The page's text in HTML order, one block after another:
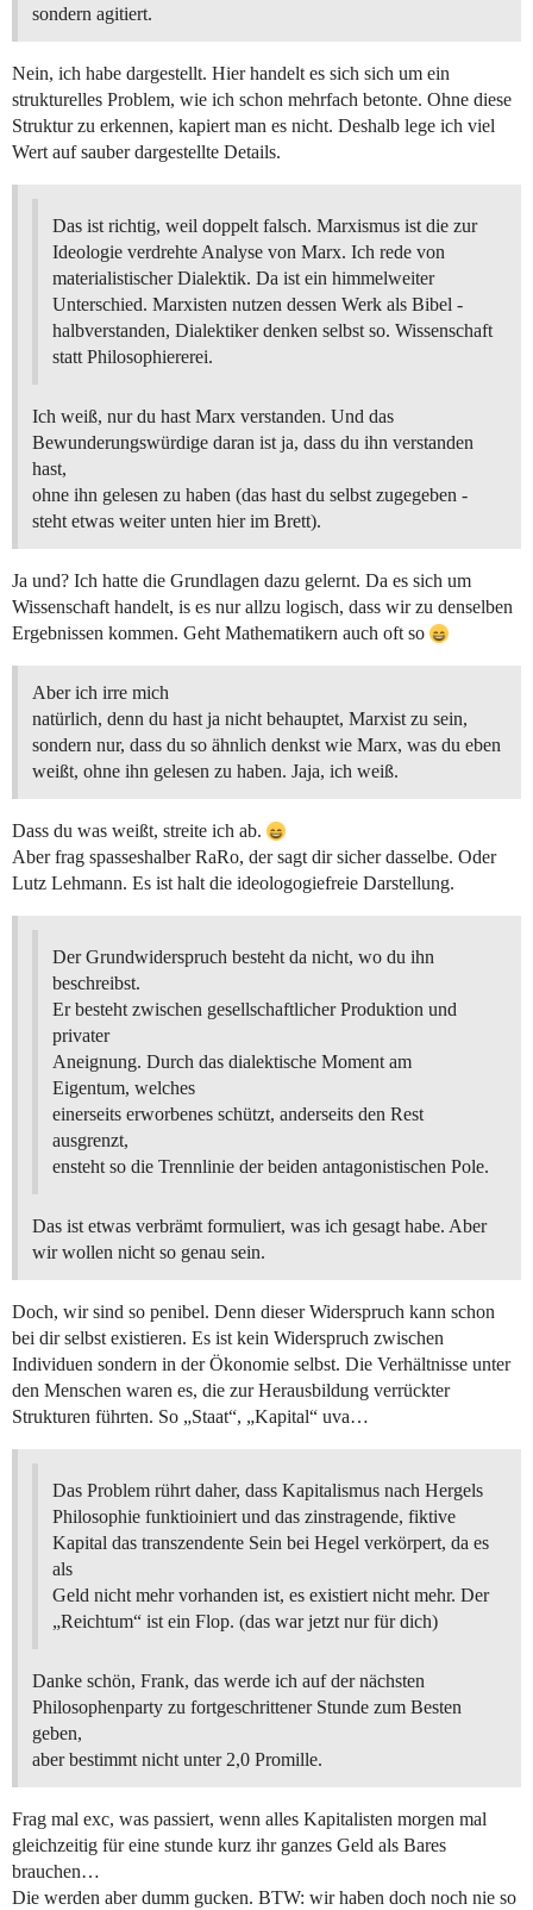
sondern agitiert.
Nein, ich habe dargestellt. Hier handelt es sich sich um ein
strukturelles Problem, wie ich schon mehrfach betonte. Ohne diese
Struktur zu erkennen, kapiert man es nicht. Deshalb lege ich viel
Wert auf sauber dargestellte Details.
Das ist richtig, weil doppelt falsch. Marxismus ist die zur
Ideologie verdrehte Analyse von Marx. Ich rede von
materialistischer Dialektik. Da ist ein himmelweiter
Unterschied. Marxisten nutzen dessen Werk als Bibel -
halbverstanden, Dialektiker denken selbst so. Wissenschaft
statt Philosophiererei.
Ich weiß, nur du hast Marx verstanden. Und das
Bewunderungswürdige daran ist ja, dass du ihn verstanden
hast,
ohne ihn gelesen zu haben (das hast du selbst zugegeben -
steht etwas weiter unten hier im Brett).
Ja und? Ich hatte die Grundlagen dazu gelernt. Da es sich um
Wissenschaft handelt, is es nur allzu logisch, dass wir zu denselben
Ergebnissen kommen. Geht Mathematikern auch oft so
Aber ich irre mich
natürlich, denn du hast ja nicht behauptet, Marxist zu sein,
sondern nur, dass du so ähnlich denkst wie Marx, was du eben
weißt, ohne ihn gelesen zu haben. Jaja, ich weiß.
Dass du was weißt, streite ich ab.
Aber frag spasseshalber RaRo, der sagt dir sicher dasselbe. Oder
Lutz Lehmann. Es ist halt die ideologogiefreie Darstellung.
Der Grundwiderspruch besteht da nicht, wo du ihn
beschreibst.
Er besteht zwischen gesellschaftlicher Produktion und
privater
Aneignung. Durch das dialektische Moment am
Eigentum, welches
einerseits erworbenes schützt, anderseits den Rest
ausgrenzt,
ensteht so die Trennlinie der beiden antagonistischen Pole.
Das ist etwas verbrämt formuliert, was ich gesagt habe. Aber
wir wollen nicht so genau sein.
Doch, wir sind so penibel. Denn dieser Widerspruch kann schon
bei dir selbst existieren. Es ist kein Widerspruch zwischen
Individuen sondern in der Ökonomie selbst. Die Verhältnisse unter
den Menschen waren es, die zur Herausbildung verrückter
Strukturen führten. So „Staat“, „Kapital“ uva…
Das Problem rührt daher, dass Kapitalismus nach Hergels
Philosophie funktioiniert und das zinstragende, fiktive
Kapital das transzendente Sein bei Hegel verkörpert, da es
als
Geld nicht mehr vorhanden ist, es existiert nicht mehr. Der
„Reichtum“ ist ein Flop. (das war jetzt nur für dich)
Danke schön, Frank, das werde ich auf der nächsten
Philosophenparty zu fortgeschrittener Stunde zum Besten
geben,
aber bestimmt nicht unter 2,0 Promille.
Frag mal exc, was passiert, wenn alles Kapitalisten morgen mal
gleichzeitig für eine stunde kurz ihr ganzes Geld als Bares
brauchen…
Die werden aber dumm gucken. BTW: wir haben doch noch nie so